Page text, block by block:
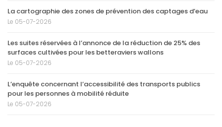
La cartographie des zones de prévention des captages d’eau
Le 05-07-2026
Les suites réservées à l’annonce de la réduction de 25% des
surfaces cultivées pour les betteraviers wallons
Le 05-07-2026
L’enquête concernant l’accessibilité des transports publics
pour les personnes à mobilité réduite
Le 05-07-2026